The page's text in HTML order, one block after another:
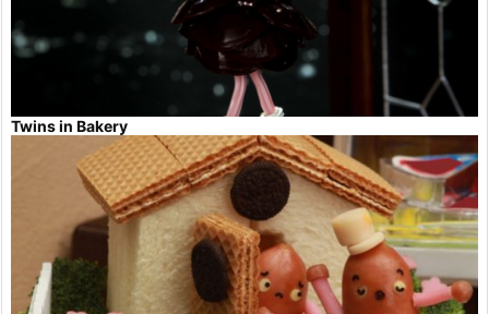
Twins in Bakery